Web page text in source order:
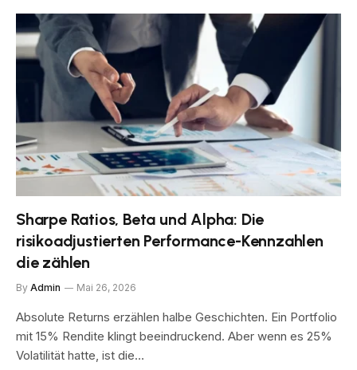
Sharpe Ratios, Beta und Alpha: Die
risikoadjustierten Performance-Kennzahlen
die zählen
By Admin Mai 26, 2026
Absolute Returns erzählen halbe Geschichten. Ein Portfolio
mit 15% Rendite klingt beeindruckend. Aber wenn es 25%
Volatilität hatte, ist die…